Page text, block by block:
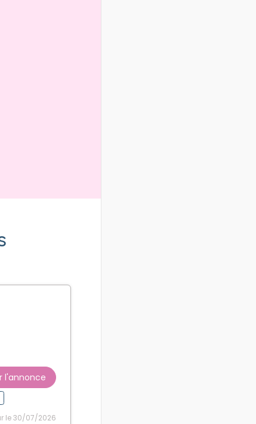
l'annonce
le 30/07/2026